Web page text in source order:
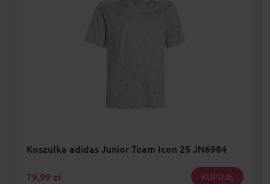
Koszulka adidas Junior Team Icon 25 JN6984
79,99 zł KUPUJĘ